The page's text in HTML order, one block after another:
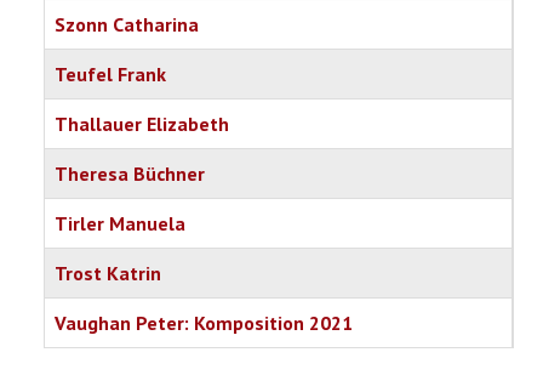
Szonn Catharina
Teufel Frank
Thallauer Elizabeth
Theresa Büchner
Tirler Manuela
Trost Katrin
Vaughan Peter: Komposition 2021